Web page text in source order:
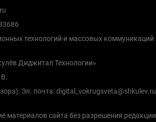
технологий и массовых коммуникаций
Диджитал Технологии»
Эл. почта: digital_vokrugsveta@shkulev.ru
сайта без разрешения редакции